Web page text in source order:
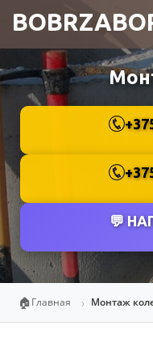
💬
🏠Главная Монтаж